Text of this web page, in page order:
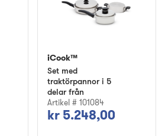
iCook™
Set med
traktörpannor i 5
delar från
Artikel # 101084
kr 5.248,00